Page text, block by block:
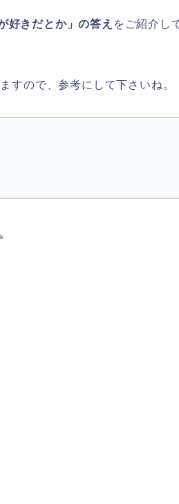
好きだとか」の答え をご紹介し
すので、参考にして下さいね。